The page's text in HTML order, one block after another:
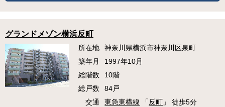
グランドメゾン横浜反町
所在地
神奈川県横浜市神奈川区泉町
築年月
1997年10月
総階数
10階
総戸数
84戸
交通
東急東横線 「 反町 」 徒歩5分